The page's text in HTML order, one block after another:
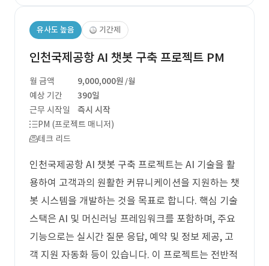
유사도 높음 기간제
인천국제공항 AI 챗봇 구축 프로젝트 PM
월 금액 9,000,000원 /월
예상 기간
390일
근무 시작일
즉시 시작
PM (프로젝트 매니저)
테크 리드
인천국제공항 AI 챗봇 구축 프로젝트는 AI 기술을 활
용하여 고객과의 원활한 커뮤니케이션을 지원하는 챗
봇 시스템을 개발하는 것을 목표로 합니다. 핵심 기술
스택은 AI 및 머신러닝 프레임워크를 포함하며, 주요
기능으로는 실시간 질문 응답, 예약 및 정보 제공, 고
객 지원 자동화 등이 있습니다. 이 프로젝트는 전반적